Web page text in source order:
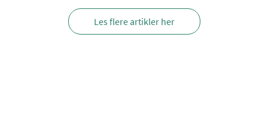
Les flere artikler her